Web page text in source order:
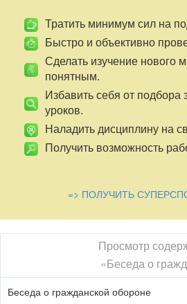
применения противником ядерного
биологического оружия.
Ядерное оружиеявляется наиболее
к массовым потерям населения.
городах Хиросима и Нагасаки.
поражающими факторами: ударной
проникающей радиацией,
импульсом и радиоактивным
характер поражения населения и
Основой
запрещенным. Однако некоторые
Биологическое оружиеявляется
прогрессивным человечеством видом
составляют бактерии, вирусы, а также
жизнедеятельности бактерий –
Тратить минимум сил на
Быстро и объективно
Сделать изучение нового
понятным.
Избавить себя от подбора
уроков.
Наладить дисциплину на
Получить возможность
=> ПОЛУЧИТЬ
Просмотр
«Беседа о
Беседа о гражданской обороне